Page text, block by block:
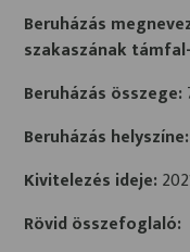
Beruházás
szakaszának
Beruházás összege:
Beruházás helyszíne:
Kivitelezés ideje:
Rövid összefoglaló: